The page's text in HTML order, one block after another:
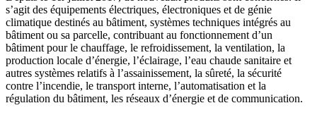
s’agit des équipements électriques, électroniques et de génie
climatique destinés au bâtiment, systèmes techniques intégrés au
bâtiment ou sa parcelle, contribuant au fonctionnement d’un
bâtiment pour le chauffage, le refroidissement, la ventilation, la
production locale d’énergie, l’éclairage, l’eau chaude sanitaire et
autres systèmes relatifs à l’assainissement, la sûreté, la sécurité
contre l’incendie, le transport interne, l’automatisation et la
régulation du bâtiment, les réseaux d’énergie et de communication.